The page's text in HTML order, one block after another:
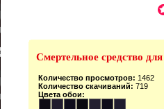
Смертельное средство
Количество просмотров: 1462
Количество скачиваний: 719
Цвета обои: